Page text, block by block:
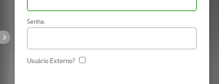
Senha:
Usuário Externo?